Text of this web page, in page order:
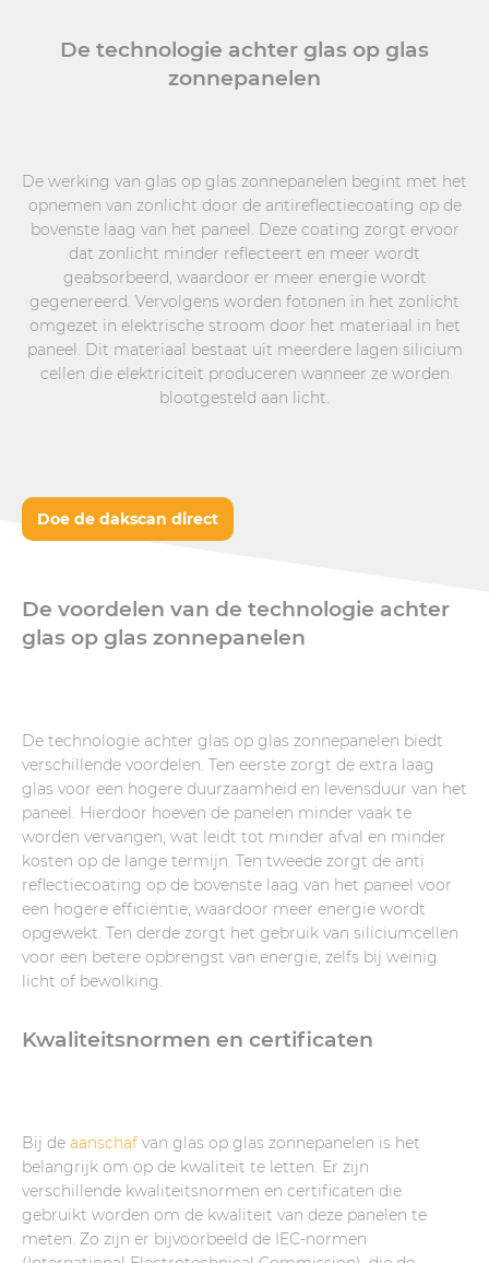
De technologie achter glas op glas
zonnepanelen
De werking van glas op glas zonnepanelen begint met het
opnemen van zonlicht door de antireflectiecoating op de
bovenste laag van het paneel. Deze coating zorgt ervoor
dat zonlicht minder reflecteert en meer wordt
geabsorbeerd, waardoor er meer energie wordt
gegenereerd. Vervolgens worden fotonen in het zonlicht
omgezet in elektrische stroom door het materiaal in het
paneel. Dit materiaal bestaat uit meerdere lagen silicium
cellen die elektriciteit produceren wanneer ze worden
blootgesteld aan licht.
Doe de dakscan direct
De voordelen van de technologie achter
glas op glas zonnepanelen
De technologie achter glas op glas zonnepanelen biedt
verschillende voordelen. Ten eerste zorgt de extra laag
glas voor een hogere duurzaamheid en levensduur van het
paneel. Hierdoor hoeven de panelen minder vaak te
worden vervangen, wat leidt tot minder afval en minder
kosten op de lange termijn. Ten tweede zorgt de anti
reflectiecoating op de bovenste laag van het paneel voor
een hogere efficiëntie, waardoor meer energie wordt
opgewekt. Ten derde zorgt het gebruik van siliciumcellen
voor een betere opbrengst van energie, zelfs bij weinig
licht of bewolking.
Kwaliteitsnormen en certificaten
Bij de aanschaf van glas op glas zonnepanelen is het
belangrijk om op de kwaliteit te letten. Er zijn
verschillende kwaliteitsnormen en certificaten die
gebruikt worden om de kwaliteit van deze panelen te
meten. Zo zijn er bijvoorbeeld de IEC-normen